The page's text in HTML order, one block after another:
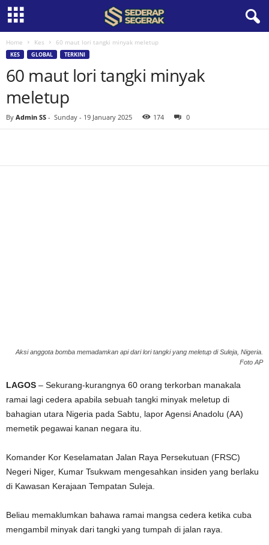
Home Kes 60 maut lori tangki minyak meletup
KES GLOBAL TERKINI
60 maut lori tangki minyak
meletup
By Admin SS - Sunday - 19 January 2025 174 0
Aksi anggota bomba memadamkan api dari lori tangki yang meletup di Suleja, Nigeria.
Foto AP
LAGOS – Sekurang-kurangnya 60 orang terkorban manakala
ramai lagi cedera apabila sebuah tangki minyak meletup di
bahagian utara Nigeria pada Sabtu, lapor Agensi Anadolu (AA)
memetik pegawai kanan negara itu.
Komander Kor Keselamatan Jalan Raya Persekutuan (FRSC)
Negeri Niger, Kumar Tsukwam mengesahkan insiden yang berlaku
di Kawasan Kerajaan Tempatan Suleja.
Beliau memaklumkan bahawa ramai mangsa cedera ketika cuba
mengambil minyak dari tangki yang tumpah di jalan raya.